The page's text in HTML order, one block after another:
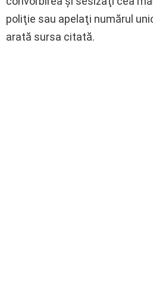
poliţie sau apelaţi numărul
arată sursa citată.